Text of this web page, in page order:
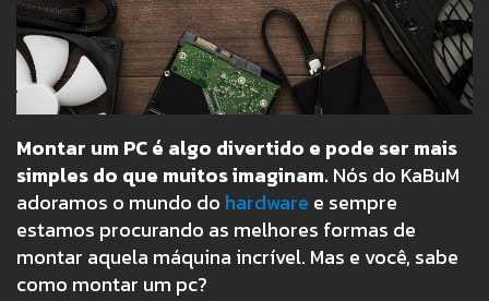
Montar um PC é algo divertido e pode ser mais
simples do que muitos imaginam.Nós do KaBuM
adoramos o mundo do hardware e sempre
estamos procurando as melhores formas de
montar aquela máquina incrível. Mas e você, sabe
como montar um pc?